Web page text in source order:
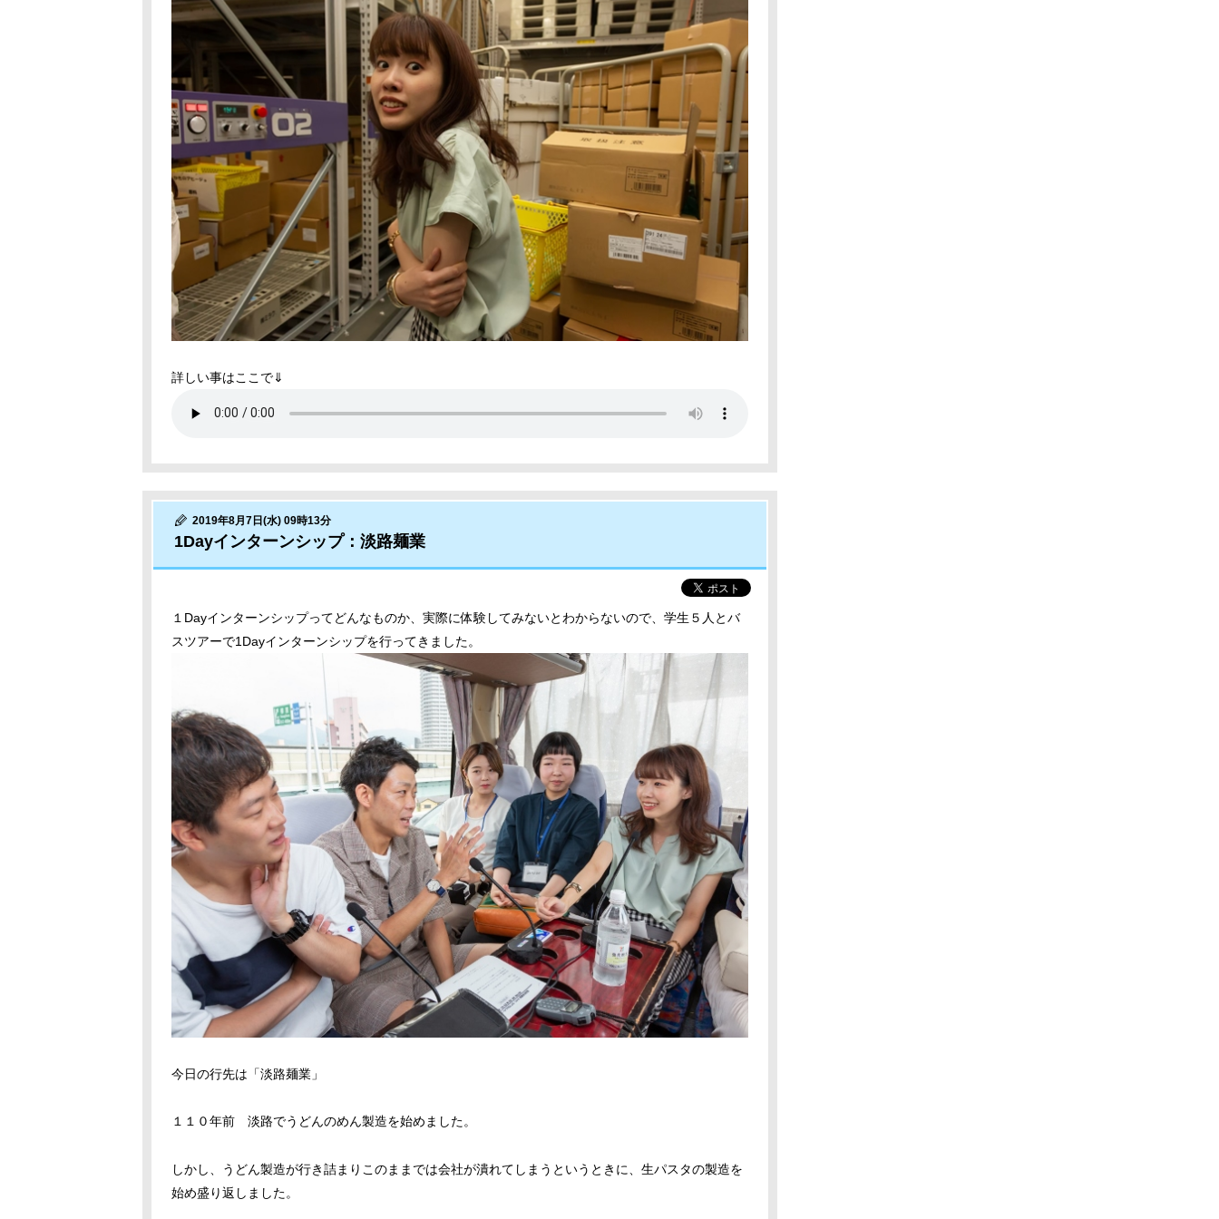
詳しい事はここで⇓
2019年8月7日(水) 09時13分
1Dayインターンシップ：淡路麺業
１Dayインターンシップってどんなものか、実際に体験してみないとわからないので、学生５人とバ
スツアーで1Dayインターンシップを行ってきました。
今日の行先は「淡路麺業」
１１０年前 淡路でうどんのめん製造を始めました。
しかし、うどん製造が行き詰まりこのままでは会社が潰れてしまうというときに、生パスタの製造を
始め盛り返しました。